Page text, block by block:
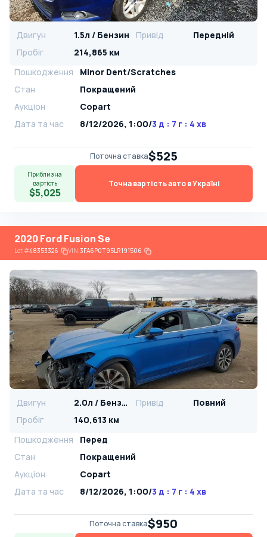
Двигун 1.5л / Бензин Привід
Передній
Пробіг
214,865 км
Пошкодження
Minor Dent/Scratches
Стан
Покращений
Аукціон
Copart
Дата та час
8/12/2026, 1:00/3 д : 7 г : 4 хв
Поточна ставка$525
Приблизна
вартість
$5,025
Точна вартість авто в Україні
2020 Ford Fusion Se
Lot#48353326 VIN:3FA6P0T95LR191506
Двигун 2.0л / Бензин Привід
Повний
Пробіг
140,613 км
Пошкодження
Перед
Стан
Покращений
Аукціон
Copart
Дата та час
8/12/2026, 1:00/3 д : 7 г : 4 хв
Поточна ставка$950